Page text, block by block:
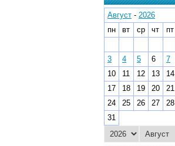
Август - 2026
пн
вт ср чт пт
3
4 5 6 7
10
11 12 13 14
17
18 19 20 21
24
25 26 27 28
31